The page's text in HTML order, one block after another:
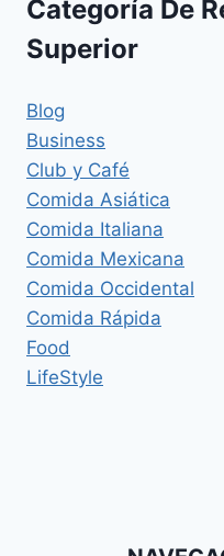
Categoría De
Superior
Blog
Business
Club y Café
Comida Asiática
Comida Italiana
Comida Mexicana
Comida Occidental
Comida Rápida
Food
LifeStyle